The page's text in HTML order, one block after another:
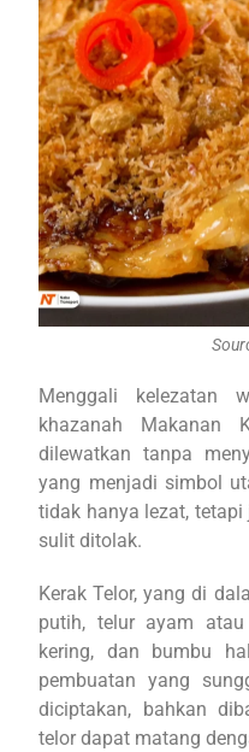
Menggali kelezatan
khazanah Makanan
dilewatkan tanpa
yang menjadi simbol
tidak hanya lezat,
sulit ditolak.
Kerak Telor, yang di
putih, telur ayam
kering, dan bumbu
pembuatan yang
diciptakan, bahkan
telor dapat matang